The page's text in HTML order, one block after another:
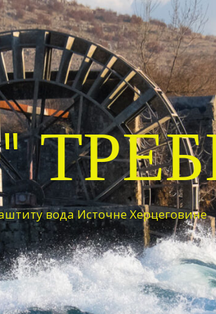
вода Источне Херцеговине